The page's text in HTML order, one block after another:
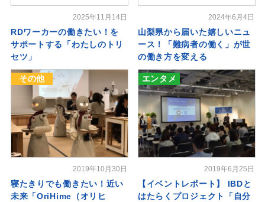
2025年11月14日
RDワーカーの働きたい！を
サポートする「わたしのトリ
セツ」
2024年6月4日
山梨県から届いた嬉しいニュ
ース！「難病者の働く」が世
の働き方を変える
その他
2019年10月30日
寝たきりでも働きたい！近い
未来「OriHime（オリヒ
エンタメ
2019年6月25日
【イベントレポート】 IBDと
はたらくプロジェクト「自分